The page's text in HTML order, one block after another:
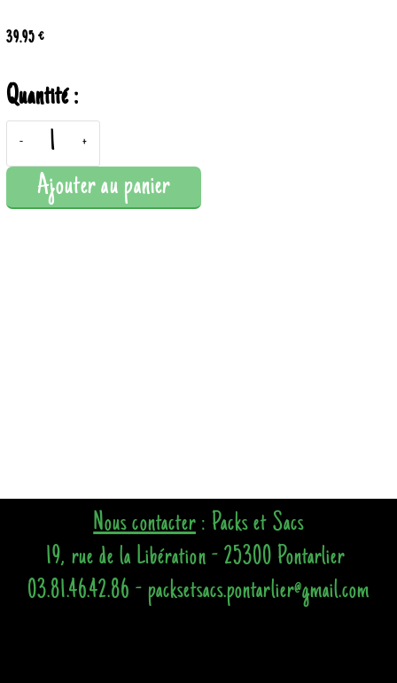
39.95 €
Quantité :
- +
Ajouter au panier
Nous contacter: Packs et Sacs
19, rue de la Libération - 25300 Pontarlier
03.81.46.42.86 - packsetsacs.pontarlier@gmail.com